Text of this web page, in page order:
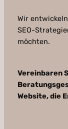
Wir
SEO-
möchten.
Vereinbaren
Website, die